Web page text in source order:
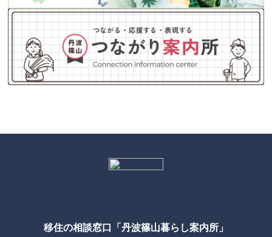
移住の相談窓口「丹波篠山暮らし案内所」